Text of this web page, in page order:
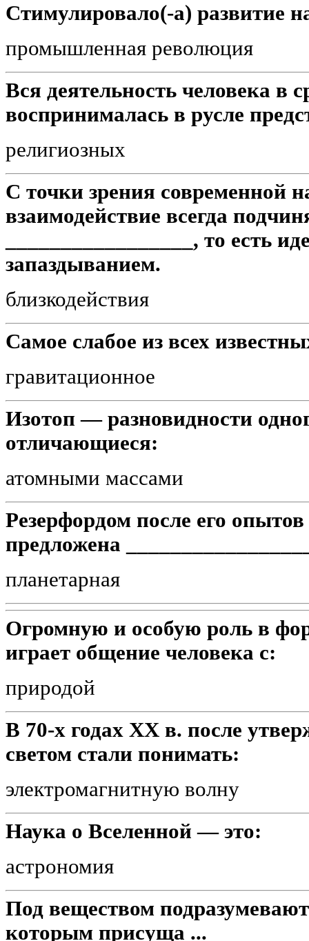
Стимулировало(-а) развитие
промышленная революция
Вся деятельность человека в
воспринималась в русле
религиозных
С точки зрения современной
взаимодействие всегда
_________________, то есть
запаздыванием.
близкодействия
Самое слабое из всех
гравитационное
Изотоп — разновидности
отличающиеся:
атомными массами
Резерфордом после его
предложена
планетарная
Огромную и особую роль в
играет общение человека с:
природой
В 70-х годах ХХ в. после
светом стали понимать:
электромагнитную волну
Наука о Вселенной — это:
астрономия
Под веществом
которым присуща ...